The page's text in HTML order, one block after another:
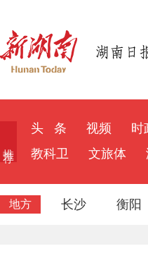
头 条 视频 时
教科卫
文旅体
地方 长沙 衡阳